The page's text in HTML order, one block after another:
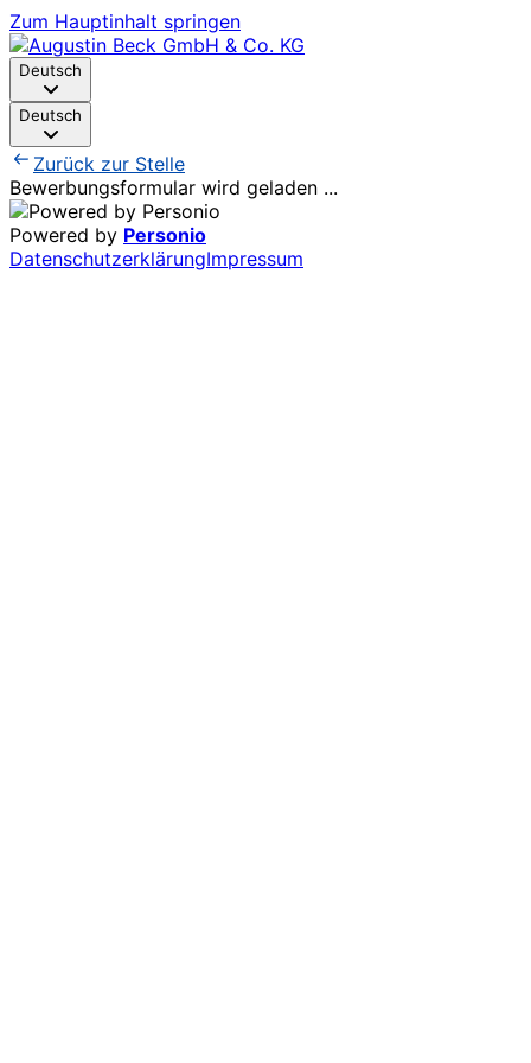
Zum Hauptinhalt springen
Deutsch
Deutsch
Zurück zur Stelle
Bewerbungsformular wird geladen ...
Powered by Personio
DatenschutzerklärungImpressum